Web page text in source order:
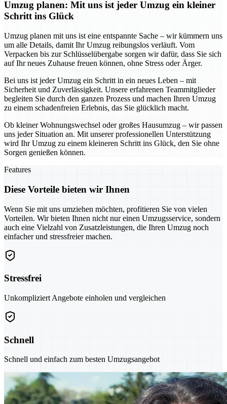
Umzug planen: Mit uns ist jeder Umzug ein kleiner
Schritt ins Glück
Umzug planen mit uns ist eine entspannte Sache – wir kümmern uns
um alle Details, damit Ihr Umzug reibungslos verläuft. Vom
Verpacken bis zur Schlüsselübergabe sorgen wir dafür, dass Sie sich
auf Ihr neues Zuhause freuen können, ohne Stress oder Ärger.
Bei uns ist jeder Umzug ein Schritt in ein neues Leben – mit
Sicherheit und Zuverlässigkeit. Unsere erfahrenen Teammitglieder
begleiten Sie durch den ganzen Prozess und machen Ihren Umzug
zu einem schadenfreien Erlebnis, das Sie glücklich macht.
Ob kleiner Wohnungswechsel oder großes Hausumzug – wir passen
uns jeder Situation an. Mit unserer professionellen Unterstützung
wird Ihr Umzug zu einem kleineren Schritt ins Glück, den Sie ohne
Sorgen genießen können.
Features
Diese Vorteile bieten wir Ihnen
Wenn Sie mit uns umziehen möchten, profitieren Sie von vielen
Vorteilen. Wir bieten Ihnen nicht nur einen Umzugsservice, sondern
auch eine Vielzahl von Zusatzleistungen, die Ihren Umzug noch
einfacher und stressfreier machen.
Stressfrei
Unkompliziert Angebote einholen und vergleichen
Schnell
Schnell und einfach zum besten Umzugsangebot